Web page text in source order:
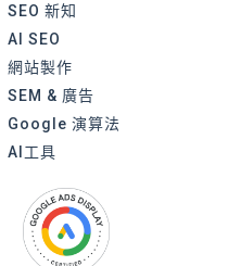
SEO 新知
AI SEO
網站製作
SEM & 廣告
Google 演算法
AI工具